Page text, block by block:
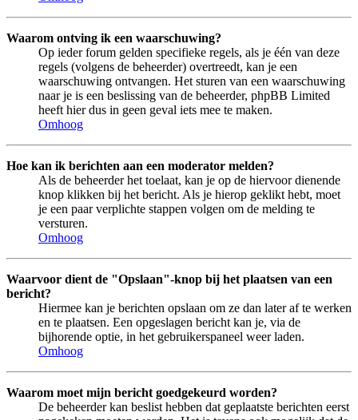
Waarom ontving ik een waarschuwing?
Op ieder forum gelden specifieke regels, als je één van deze
regels (volgens de beheerder) overtreedt, kan je een
waarschuwing ontvangen. Het sturen van een waarschuwing
naar je is een beslissing van de beheerder, phpBB Limited
heeft hier dus in geen geval iets mee te maken.
Omhoog
Hoe kan ik berichten aan een moderator melden?
Als de beheerder het toelaat, kan je op de hiervoor dienende
knop klikken bij het bericht. Als je hierop geklikt hebt, moet
je een paar verplichte stappen volgen om de melding te
versturen.
Omhoog
Waarvoor dient de "Opslaan"-knop bij het plaatsen van een
bericht?
Hiermee kan je berichten opslaan om ze dan later af te werken
en te plaatsen. Een opgeslagen bericht kan je, via de
bijhorende optie, in het gebruikerspaneel weer laden.
Omhoog
Waarom moet mijn bericht goedgekeurd worden?
De beheerder kan beslist hebben dat geplaatste berichten eerst